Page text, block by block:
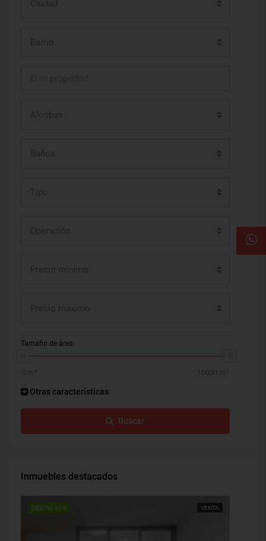
Tamaño de área
Otras características
Buscar
Inmuebles destacados
DESTACADO VENTA